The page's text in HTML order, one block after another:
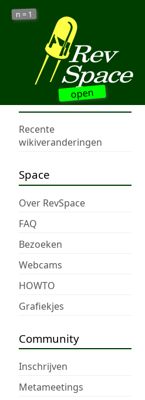
open
n = 1
Recente
wikiveranderingen
Space
Over RevSpace
FAQ
Bezoeken
Webcams
HOWTO
Grafiekjes
Community
Inschrijven
Metameetings